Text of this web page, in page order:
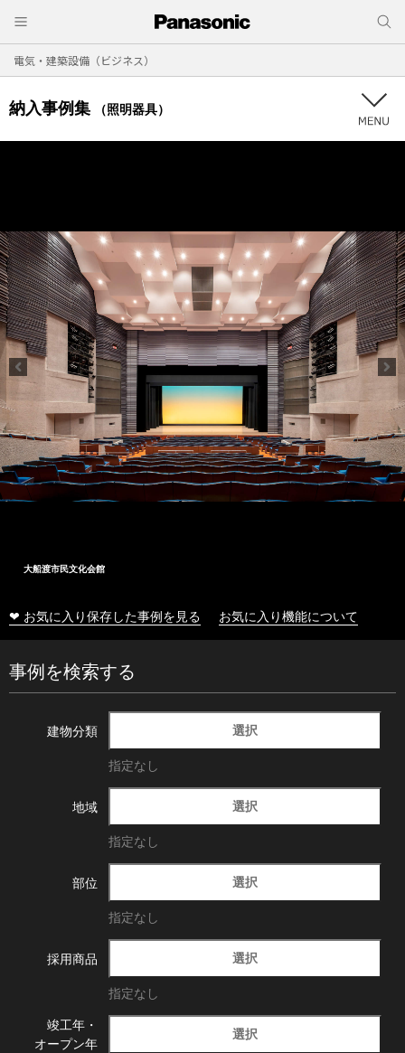
電気・建築設備（ビジネス）
納入事例集 （照明器具）
大船渡市民文化会館
❤ お気に入り保存した事例を見る お気に入り機能について
事例を検索する
建物分類 選択
指定なし
地域 選択
指定なし
部位 選択
指定なし
採用商品 選択
指定なし
竣工年・
オープン年
選択